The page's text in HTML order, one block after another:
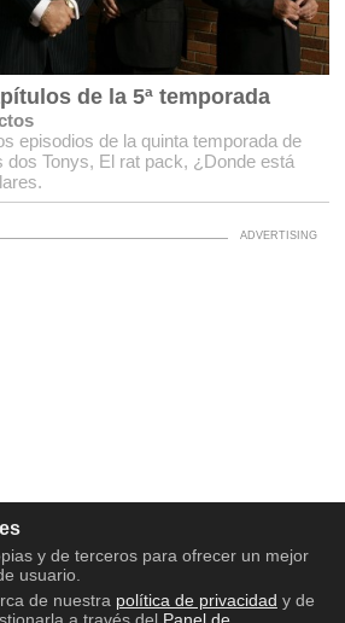
de la 5ª temporada
episodios de la quinta temporada de
dos Tonys, El rat pack, ¿Donde está
y de terceros para ofrecer un mejor
usuario.
de nuestra política de privacidad y de